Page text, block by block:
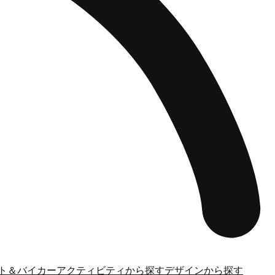
＆バイカーアクティビティから探すデザインから探す